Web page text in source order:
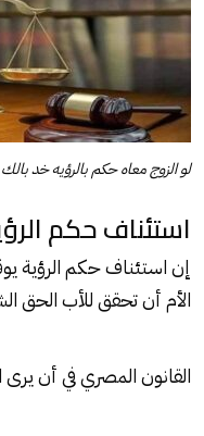
لو الزوج معاه حكم بالرؤيه خد بالك
استئناف حكم
إن استئناف حكم الرؤية
الأم أن تحقق للأب الحق
القانون المصري في أن يرى